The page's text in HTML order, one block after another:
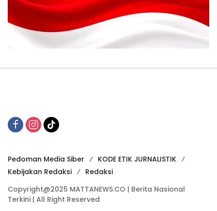
Pedoman Media Siber
KODE ETIK JURNALISTIK
Kebijakan Redaksi
Redaksi
Copyright@2025 MATTANEWS.CO | Berita Nasional
Terkini | All Right Reserved